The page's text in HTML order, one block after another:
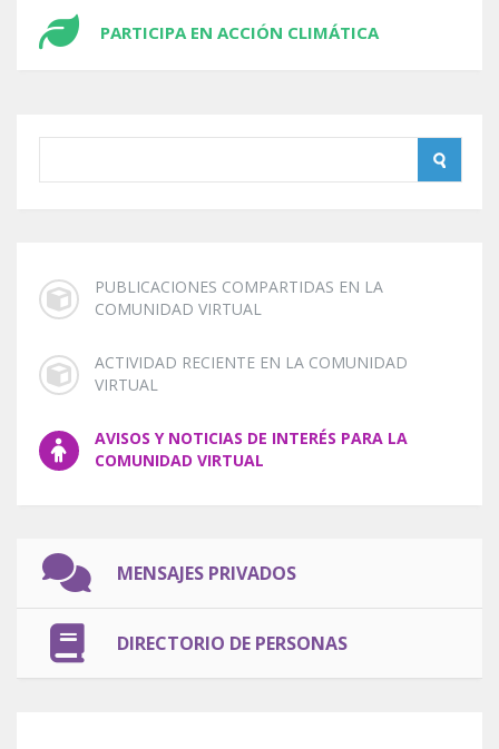
PARTICIPA EN ACCIÓN CLIMÁTICA
PUBLICACIONES COMPARTIDAS EN LA
COMUNIDAD VIRTUAL
ACTIVIDAD RECIENTE EN LA COMUNIDAD
VIRTUAL
AVISOS Y NOTICIAS DE INTERÉS PARA LA
COMUNIDAD VIRTUAL
MENSAJES PRIVADOS
DIRECTORIO DE PERSONAS